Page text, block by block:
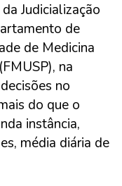
Judicialização
de
de Medicina
na
no
do que o
instância,
média diária de